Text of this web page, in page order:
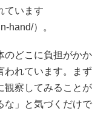
ています
hand/）。
のどこに負担がかか
われています。まず
観察してみることが
な」と気づくだけで